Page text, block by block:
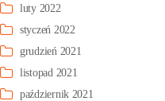
luty 2022
styczeń 2022
grudzień 2021
listopad 2021
październik 2021